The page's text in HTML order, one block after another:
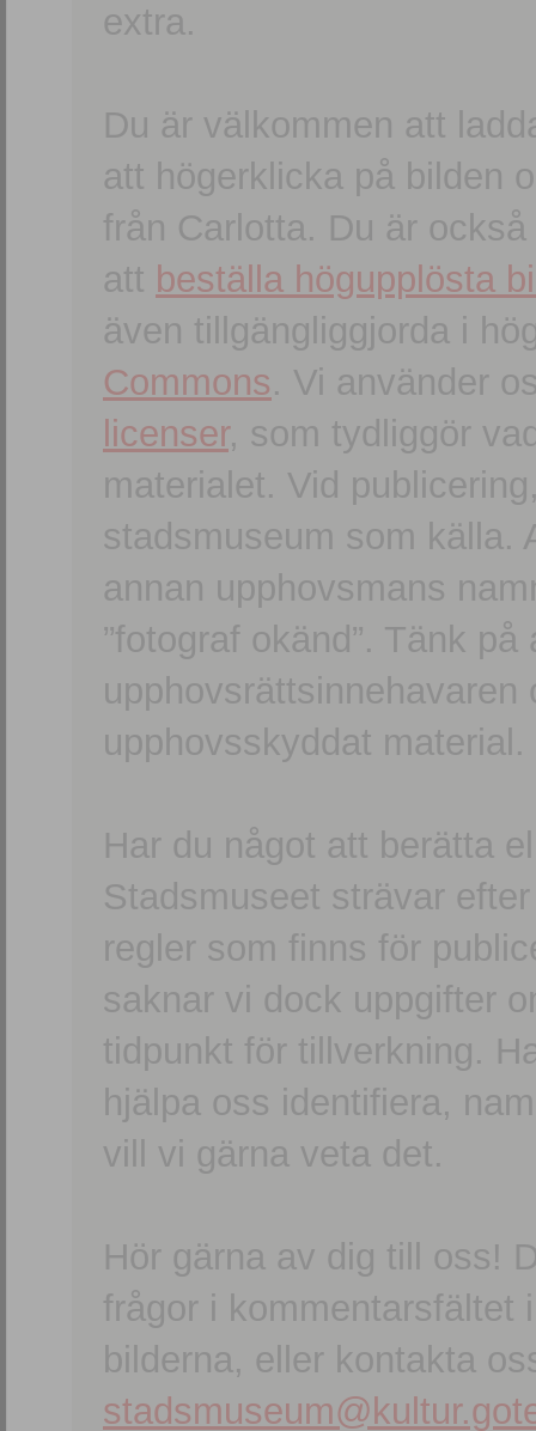
extra.
Du är välkommen att
att högerklicka på bilden
från Carlotta. Du är
att beställa högupplösta
även tillgängliggjorda i
Commons. Vi använder
licenser, som tydliggör
materialet. Vid
stadsmuseum som källa.
annan upphovsmans
”fotograf okänd”. Tänk
upphovsskyddat material.
Har du något att berätta
Stadsmuseet strävar
regler som finns för
saknar vi dock uppgifter
tidpunkt för tillverkning.
hjälpa oss identifiera,
vill vi gärna veta det.
Hör gärna av dig till oss!
frågor i kommentarsfältet
bilderna, eller kontakta